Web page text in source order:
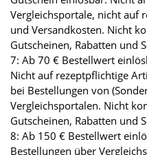
Vergleichsportale, nicht auf
und Versandkosten. Nicht
Gutscheinen, Rabatten und
7: Ab 70 € Bestellwert
Nicht auf rezeptpflichtige
bei Bestellungen von
Vergleichsportalen. Nicht
Gutscheinen, Rabatten und
8: Ab 150 € Bestellwert
Bestellungen über